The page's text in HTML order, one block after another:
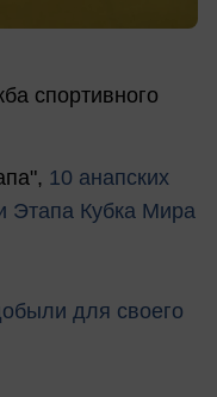
спортивного
10 анапских
Этапа Кубка Мира
для своего